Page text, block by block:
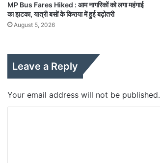
MP Bus Fares Hiked : आम नागरिकों को लगा महंगाई
का झटका, यात्री बसों के किराया में हुई बढ़ोतरी
August 5, 2026
Leave a Reply
Your email address will not be published.